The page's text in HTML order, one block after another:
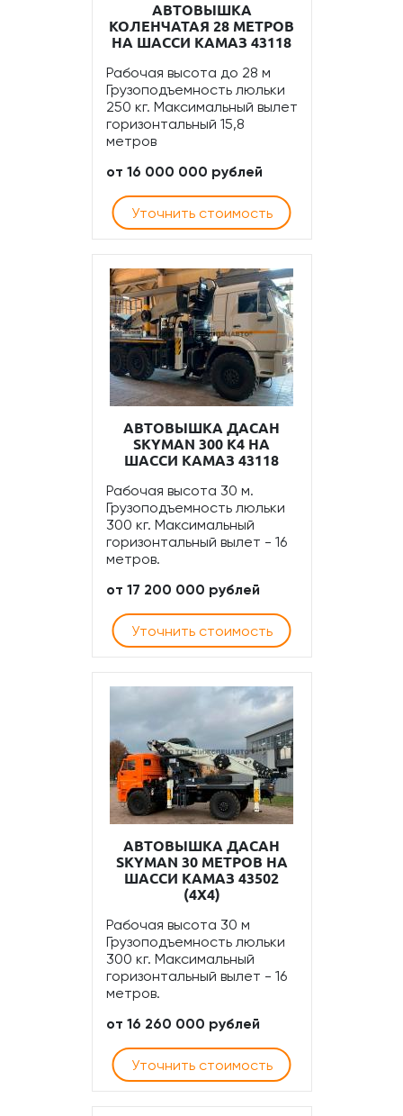
АВТОВЫШКА
КОЛЕНЧАТАЯ 28 МЕТРОВ
НА ШАССИ КАМАЗ 43118
Рабочая высота до 28 м
Грузоподъемность люльки
250 кг. Максимальный вылет
горизонтальный 15,8
метров
от 16 000 000 рублей
Уточнить стоимость
АВТОВЫШКА ДАСАН
SKYMAN 300 К4 НА
ШАССИ КАМАЗ 43118
Рабочая высота 30 м.
Грузоподъемность люльки
300 кг. Максимальный
горизонтальный вылет - 16
метров.
от 17 200 000 рублей
Уточнить стоимость
АВТОВЫШКА ДАСАН
SKYMAN 30 МЕТРОВ НА
ШАССИ КАМАЗ 43502
(4Х4)
Рабочая высота 30 м
Грузоподъемность люльки
300 кг. Максимальный
горизонтальный вылет - 16
метров.
от 16 260 000 рублей
Уточнить стоимость